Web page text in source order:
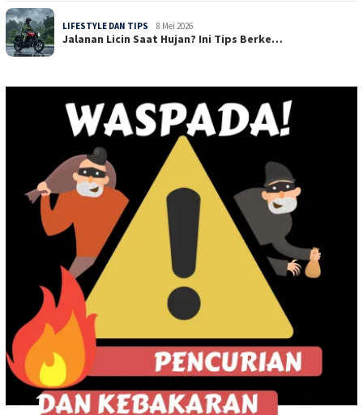
LIFESTYLE DAN TIPS 8 Mei 2026
Jalanan Licin Saat Hujan? Ini Tips Berke…